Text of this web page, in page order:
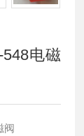
电磁
阀